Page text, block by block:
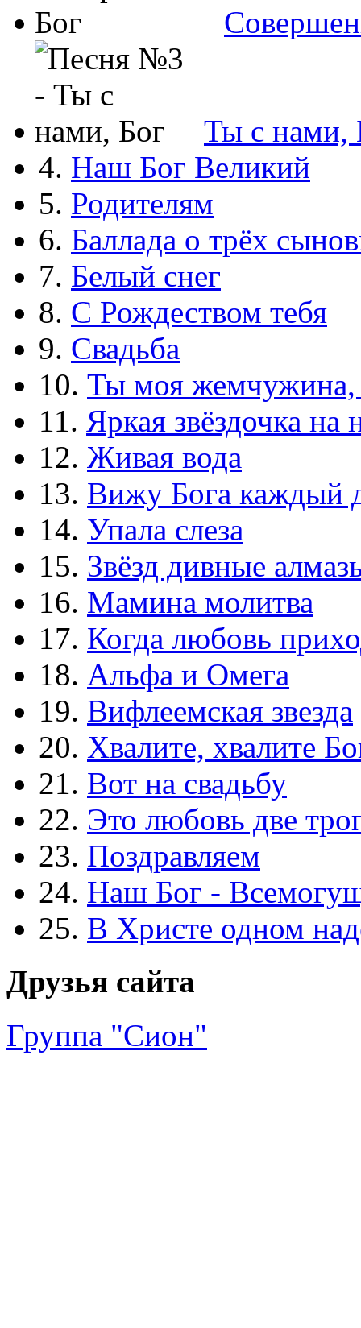
Ты с нами,
4. Наш Бог Великий
5. Родителям
6. Баллада о трёх
7. Белый снег
8. С Рождеством тебя
9. Свадьба
10. Ты моя жемчужина,
11. Яркая звёздочка на
12. Живая вода
13. Вижу Бога каждый
14. Упала слеза
15. Звёзд дивные
16. Мамина молитва
17. Когда любовь
18. Альфа и Омега
19. Вифлеемская звезда
20. Хвалите, хвалите
21. Вот на свадьбу
22. Это любовь две
23. Поздравляем
24. Наш Бог -
25. В Христе одном
Друзья сайта
Группа "Сион"